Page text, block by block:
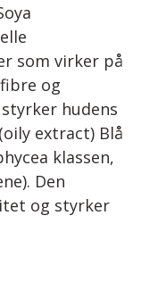
som virker på
og
hudens
extract) Blå
klassen,
Den
og styrker